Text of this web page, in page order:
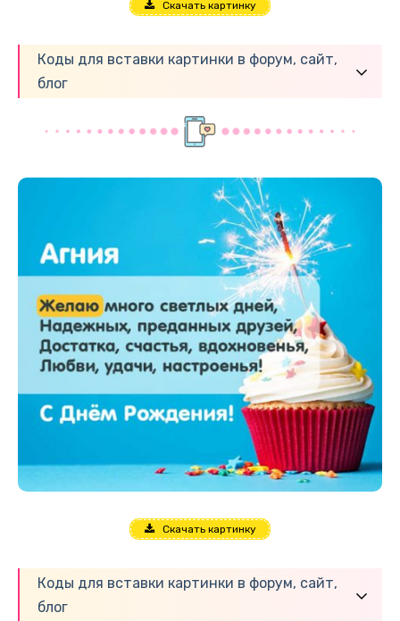
Скачать картинку
Коды для вставки картинки в форум, сайт,
блог
Скачать картинку
Коды для вставки картинки в форум, сайт,
блог